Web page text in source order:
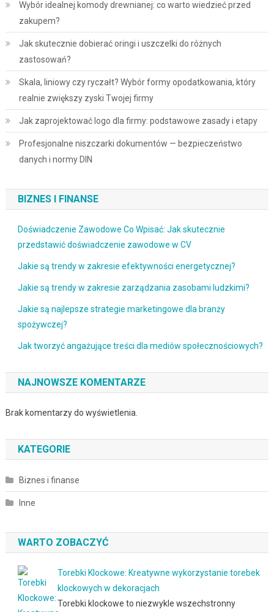
Wybór idealnej komody drewnianej: co warto wiedzieć przed
zakupem?
Jak skutecznie dobierać oringi i uszczelki do różnych
zastosowań?
Skala, liniowy czy ryczałt? Wybór formy opodatkowania, który
realnie zwiększy zyski Twojej firmy
Jak zaprojektować logo dla firmy: podstawowe zasady i etapy
Profesjonalne niszczarki dokumentów — bezpieczeństwo
danych i normy DIN
BIZNES I FINANSE
Doświadczenie Zawodowe Co Wpisać: Jak skutecznie
przedstawić doświadczenie zawodowe w CV
Jakie są trendy w zakresie efektywności energetycznej?
Jakie są trendy w zakresie zarządzania zasobami ludzkimi?
Jakie są najlepsze strategie marketingowe dla branży
spożywczej?
Jak tworzyć angażujące treści dla mediów społecznościowych?
NAJNOWSZE KOMENTARZE
Brak komentarzy do wyświetlenia.
KATEGORIE
Biznes i finanse
Inne
WARTO ZOBACZYĆ
Torebki Klockowe: Kreatywne wykorzystanie torebek
klockowych w dekoracjach
Torebki klockowe to niezwykle wszechstronny